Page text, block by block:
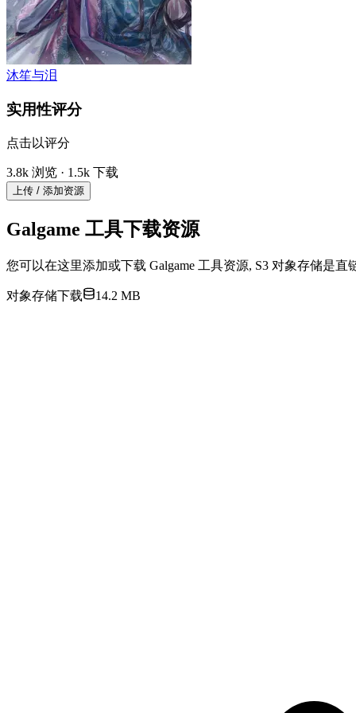
沐笙与泪
实用性评分
点击以评分
3.8k 浏览 · 1.5k 下载
上传 / 添加资源
Galgame 工具下载资源
您可以在这里添加或下载 Galgame 工具资源, S3 对象存储是直
对象存储下载 14.2 MB